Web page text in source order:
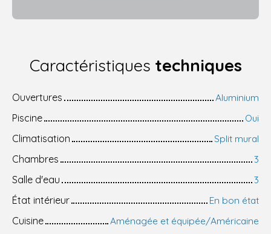
Caractéristiques techniques
Ouvertures
Aluminium
Piscine
Oui
Climatisation
Split mural
Chambres
3
Salle d'eau
3
État intérieur
En bon état
Cuisine
Aménagée et équipée/Américaine